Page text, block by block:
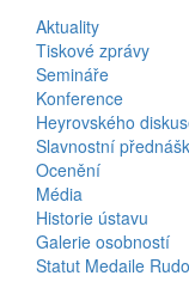
Aktuality
Tiskové zprávy
Semináře
Konference
Heyrovského
Slavnostní
Ocenění
Média
Historie ústavu
Galerie osobností
Statut Medaile